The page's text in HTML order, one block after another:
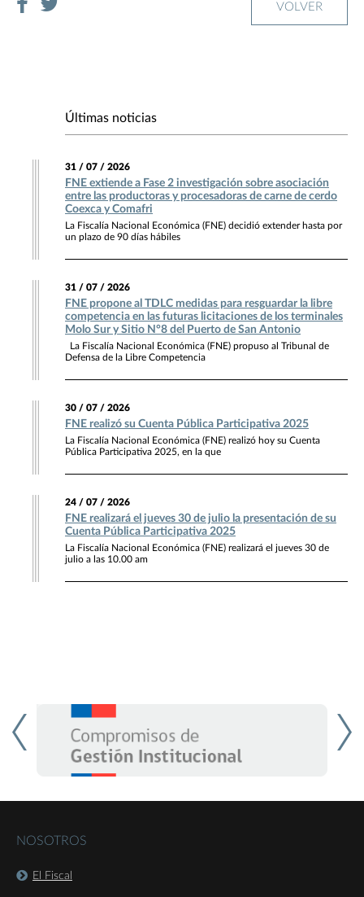
VOLVER
Últimas noticias
31 / 07 / 2026
FNE extiende a Fase 2 investigación sobre asociación
entre las productoras y procesadoras de carne de cerdo
Coexca y Comafri
La Fiscalía Nacional Económica (FNE) decidió extender hasta por
un plazo de 90 días hábiles
31 / 07 / 2026
FNE propone al TDLC medidas para resguardar la libre
competencia en las futuras licitaciones de los terminales
Molo Sur y Sitio N°8 del Puerto de San Antonio
La Fiscalía Nacional Económica (FNE) propuso al Tribunal de
Defensa de la Libre Competencia
30 / 07 / 2026
FNE realizó su Cuenta Pública Participativa 2025
La Fiscalía Nacional Económica (FNE) realizó hoy su Cuenta
Pública Participativa 2025, en la que
24 / 07 / 2026
FNE realizará el jueves 30 de julio la presentación de su
Cuenta Pública Participativa 2025
La Fiscalía Nacional Económica (FNE) realizará el jueves 30 de
julio a las 10.00 am
NOSOTROS
El Fiscal